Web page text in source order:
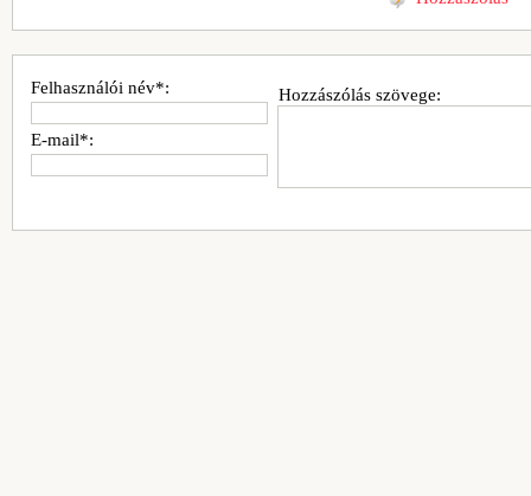
Hozzászólás szövege:
Felhasználói név*:
E-mail*: